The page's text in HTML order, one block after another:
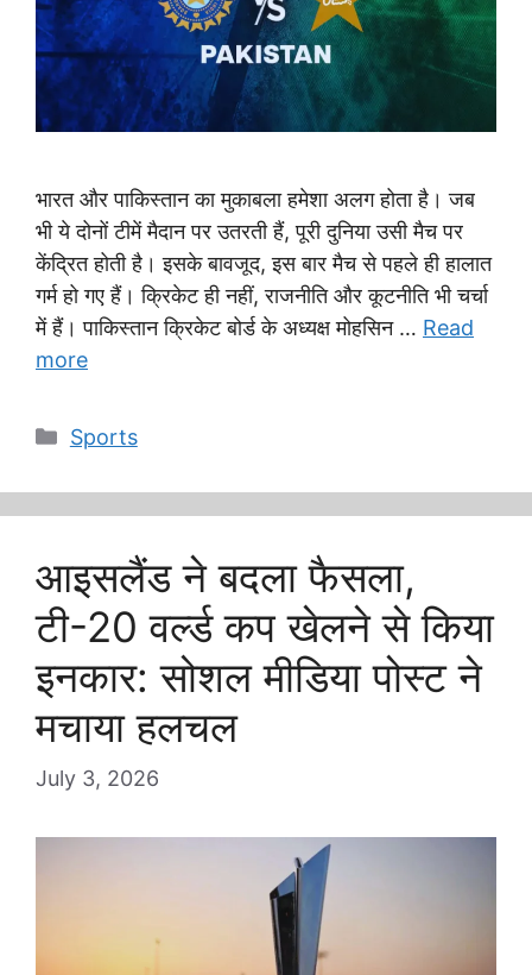
भारत और पाकिस्तान का मुकाबला हमेशा अलग होता है। जब
भी ये दोनों टीमें मैदान पर उतरती हैं, पूरी दुनिया उसी मैच पर
केंद्रित होती है। इसके बावजूद, इस बार मैच से पहले ही हालात
गर्म हो गए हैं। क्रिकेट ही नहीं, राजनीति और कूटनीति भी चर्चा
में हैं। पाकिस्तान क्रिकेट बोर्ड के अध्यक्ष मोहसिन … Read
more
Categories
Sports
आइसलैंड ने बदला फैसला,
टी-20 वर्ल्ड कप खेलने से किया
इनकार: सोशल मीडिया पोस्ट ने
मचाया हलचल
July 3, 2026